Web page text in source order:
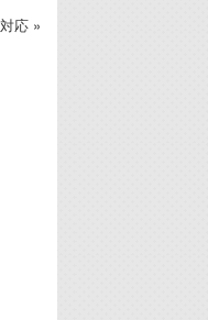
応 »